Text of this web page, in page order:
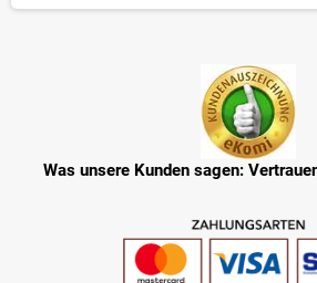
Was unsere Kunden sagen: